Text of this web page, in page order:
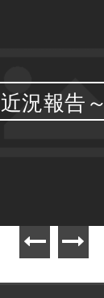
近況報告～